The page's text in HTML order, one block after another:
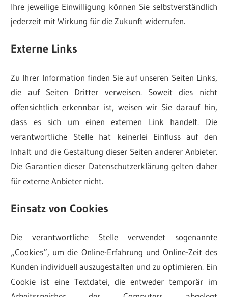
Ihre jeweilige Einwilligung können Sie selbstverständlich
jederzeit mit Wirkung für die Zukunft widerrufen.
Externe Links
Zu Ihrer Information finden Sie auf unseren Seiten Links,
die auf Seiten Dritter verweisen. Soweit dies nicht
offensichtlich erkennbar ist, weisen wir Sie darauf hin,
dass es sich um einen externen Link handelt. Die
verantwortliche Stelle hat keinerlei Einfluss auf den
Inhalt und die Gestaltung dieser Seiten anderer Anbieter.
Die Garantien dieser Datenschutzerklärung gelten daher
für externe Anbieter nicht.
Einsatz von Cookies
Die verantwortliche Stelle verwendet sogenannte
„Cookies“, um die Online-Erfahrung und Online-Zeit des
Kunden individuell auszugestalten und zu optimieren. Ein
Cookie ist eine Textdatei, die entweder temporär im